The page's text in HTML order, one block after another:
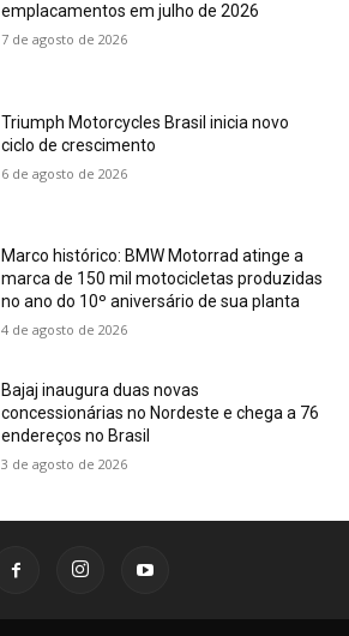
emplacamentos em julho de 2026
7 de agosto de 2026
Triumph Motorcycles Brasil inicia novo
ciclo de crescimento
6 de agosto de 2026
Marco histórico: BMW Motorrad atinge a
marca de 150 mil motocicletas produzidas
no ano do 10º aniversário de sua planta
4 de agosto de 2026
Bajaj inaugura duas novas
concessionárias no Nordeste e chega a 76
endereços no Brasil
3 de agosto de 2026